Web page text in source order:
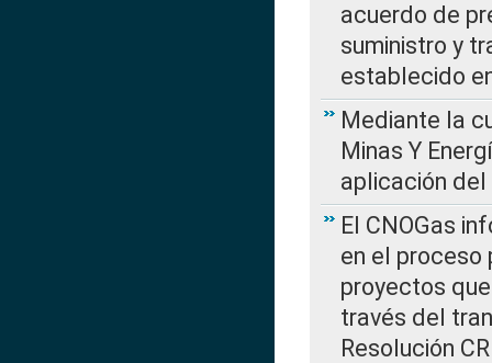
acuerdo de
suministro y
establecido
Mediante la
Minas Y
aplicación
El CNOGas
en el proceso
proyectos
través del
Resolución